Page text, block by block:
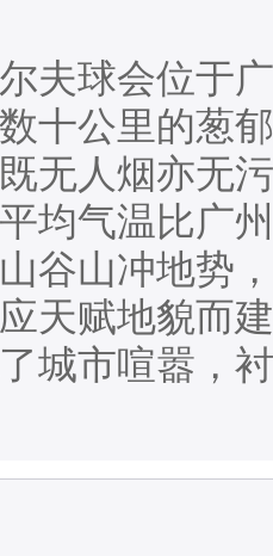
夫球会位于
十公里的葱
无人烟亦无
均气温比广
谷山冲地势
天赋地貌而
城市喧嚣，